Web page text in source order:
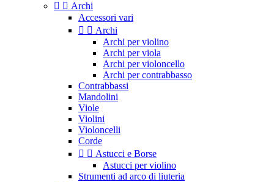
  Archi
Accessori vari
  Archi
Archi per violino
Archi per viola
Archi per violoncello
Archi per contrabbasso
Contrabbassi
Mandolini
Viole
Violini
Violoncelli
Corde
  Astucci e Borse
Astucci per violino
Strumenti ad arco di liuteria